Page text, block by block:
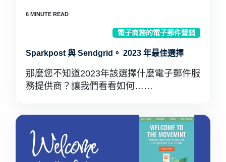
電子商務的電子郵件營銷
Sparkpost 與 Sendgrid。 2023 年最佳選擇
那麼您不知道2023年該選擇什麼電子郵件服
務提供商？讓我們看看如何……